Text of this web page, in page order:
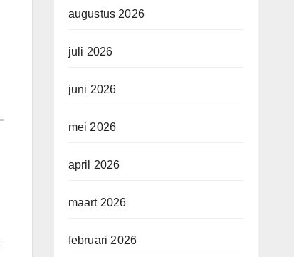
augustus 2026
juli 2026
juni 2026
mei 2026
april 2026
maart 2026
februari 2026